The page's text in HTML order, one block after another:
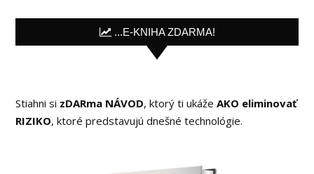
...E-KNIHA ZDARMA!
Stiahni si zDARma NÁVOD, ktorý ti ukážeAKO eliminovať
RIZIKO, ktoré predstavujú dnešné technológie.